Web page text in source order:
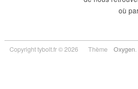
où
Copyright tybolt.fr © 2026 Thème Oxygen